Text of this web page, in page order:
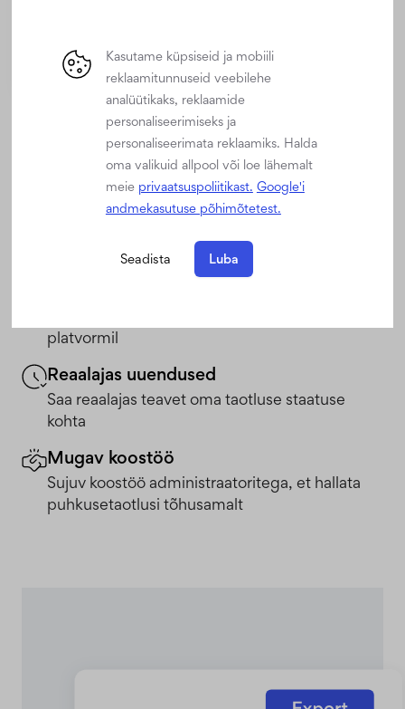
Sujuv suhtlus
platvormil
Reaalajas uuendused
Saa reaalajas teavet oma taotluse staatuse
kohta
Mugav koostöö
Sujuv koostöö administraatoritega, et hallata
puhkusetaotlusi tõhusamalt
Kasutame küpsiseid ja mobiili
reklaamitunnuseid veebilehe
analüütikaks, reklaamide
personaliseerimiseks ja
personaliseerimata reklaamiks. Halda
oma valikuid allpool või loe lähemalt
meie privaatsuspoliitikast. Google'i
andmekasutuse põhimõtetest.
Seadista Luba